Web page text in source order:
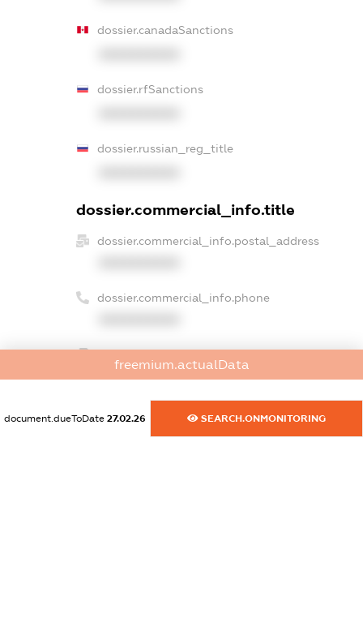
dossier.canadaSanctions
dossier.rfSanctions
dossier.russian_reg_title
dossier.commercial_info.title
dossier.commercial_info.postal_address
dossier.commercial_info.phone
freemium.actualData
document.dueToDate 27.02.26 SEARCH.ONMONITORING